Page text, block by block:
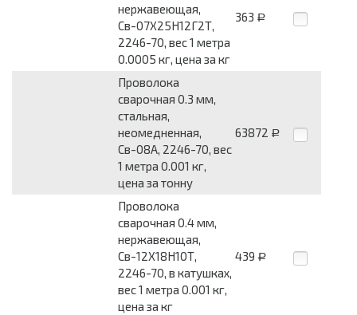
нержавеющая,
Св-07Х25Н12Г2Т,
2246-70, вес 1 метра
0.0005 кг, цена за кг
363 Р
Проволока
сварочная 0.3 мм,
стальная,
неомедненная,
Св-08А, 2246-70, вес
1 метра 0.001 кг,
цена за тонну
63872 Р
Проволока
сварочная 0.4 мм,
нержавеющая,
Св-12Х18Н10Т,
2246-70, в катушках,
вес 1 метра 0.001 кг,
цена за кг
439 Р